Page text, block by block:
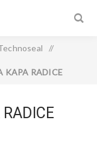
/
KAPA RADICE